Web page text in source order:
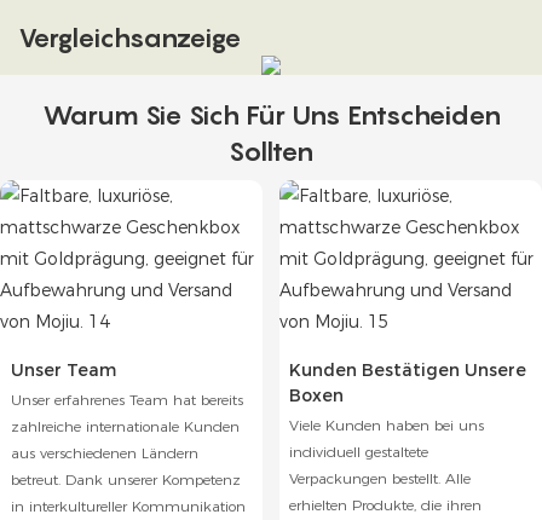
Vergleichsanzeige
Warum Sie Sich Für Uns Entscheiden
Sollten
Unser Team
Unser erfahrenes Team hat bereits
zahlreiche internationale Kunden
aus verschiedenen Ländern
betreut. Dank unserer Kompetenz
in interkultureller Kommunikation
Kunden Bestätigen Unsere
Boxen
Viele Kunden haben bei uns
individuell gestaltete
Verpackungen bestellt. Alle
erhielten Produkte, die ihren